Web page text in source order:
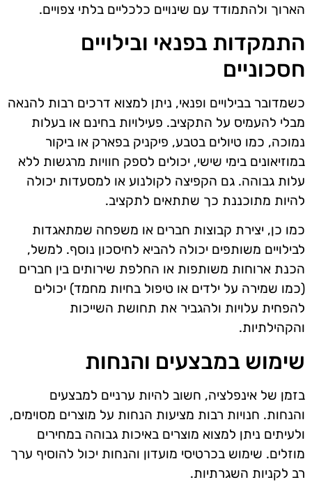
הארוך ולהתמודד עם שינויים כלכליים בלתי צפויים.
התמקדות בפנאי ובילויים
חסכוניים
כשמדובר בבילויים ופנאי, ניתן למצוא דרכים רבות להנאה
מבלי להעמיס על התקציב. פעילויות בחינם או בעלות
נמוכה, כמו טיולים בטבע, פיקניק בפארק או ביקור
במוזיאונים בימי שישי, יכולים לספק חוויות מרגשות ללא
עלות גבוהה. גם הקפיצה לקולנוע או למסעדות יכולה
להיות מתוכננת כך שתתאים לתקציב.
כמו כן, יצירת קבוצות חברים או משפחה שמתאגדות
לבילויים משותפים יכולה להביא לחיסכון נוסף. למשל,
הכנת ארוחות משותפות או החלפת שירותים בין חברים
(כמו שמירה על ילדים או טיפול בחיות מחמד) יכולים
להפחית עלויות ולהגביר את תחושת השייכות
והקהילתיות.
שימוש במבצעים והנחות
בזמן של אינפלציה, חשוב להיות ערניים למבצעים
והנחות. חנויות רבות מציעות הנחות על מוצרים מסוימים,
ולעיתים ניתן למצוא מוצרים באיכות גבוהה במחירים
מוזלים. שימוש בכרטיסי מועדון והנחות יכול להוסיף ערך
רב לקניות השגרתיות.